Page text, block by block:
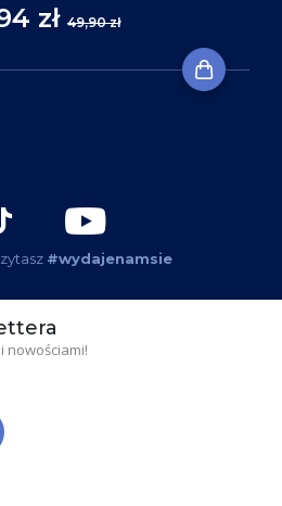
zł 49,90 zł
#wydajenamsie
nowościami!